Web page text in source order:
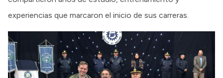
experiencias que marcaron el inicio de sus carreras.